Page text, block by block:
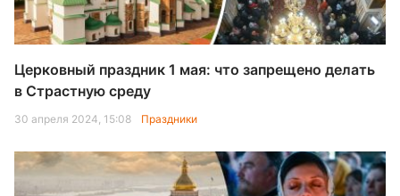
Церковный праздник 1 мая: что запрещено делать
в Страстную среду
30 апреля 2024, 15:08 Праздники